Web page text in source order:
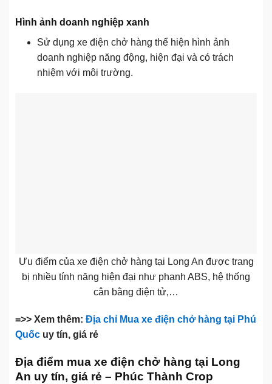
Hình ảnh doanh nghiệp xanh
Sử dụng xe điện chở hàng thể hiện hình ảnh
doanh nghiệp năng động, hiện đại và có trách
nhiệm với môi trường.
Ưu điểm của xe điện chở hàng tại Long An được trang
bị nhiều tính năng hiện đại như phanh ABS, hệ thống
cân bằng điện tử,…
=>> Xem thêm: Địa chỉ Mua xe điện chở hàng tại Phú
Quốc uy tín, giá rẻ
Địa điểm mua xe điện chở hàng tại Long
An uy tín, giá rẻ – Phúc Thành Crop